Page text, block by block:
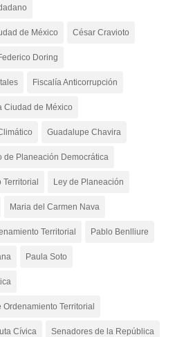
de México César Cravioto
Doring
Fiscalía Anticorrupción
Ciudad de México
Guadalupe Chavira
de Planeación Democrática
Territorial Ley de Planeación
Maria del Carmen Nava
Territorial Pablo Benlliure
Paula Soto
Territorial
Cívica Senadores de la República